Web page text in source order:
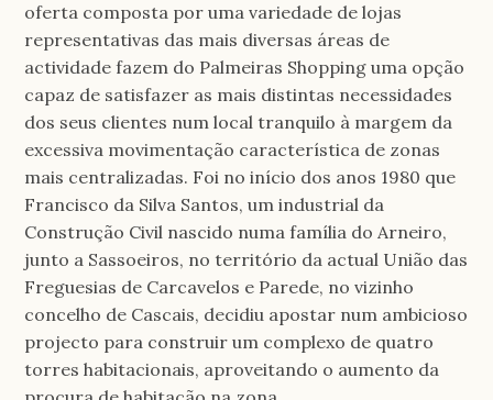
oferta composta por uma variedade de lojas
representativas das mais diversas áreas de
actividade fazem do Palmeiras Shopping uma opção
capaz de satisfazer as mais distintas necessidades
dos seus clientes num local tranquilo à margem da
excessiva movimentação característica de zonas
mais centralizadas. Foi no início dos anos 1980 que
Francisco da Silva Santos, um industrial da
Construção Civil nascido numa família do Arneiro,
junto a Sassoeiros, no território da actual União das
Freguesias de Carcavelos e Parede, no vizinho
concelho de Cascais, decidiu apostar num ambicioso
projecto para construir um complexo de quatro
torres habitacionais, aproveitando o aumento da